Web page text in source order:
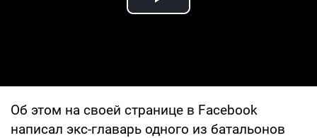
Play Video
Об этом на своей странице в Facebook
написал экс-главарь одного из батальонов